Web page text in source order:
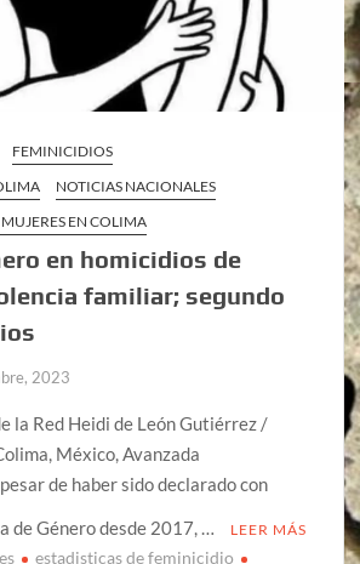
FEMINICIDIOS
NOTICIAS NACIONALES
EN COLIMA
en homicidios de
familiar; segundo
2023
la Red Heidi de León Gutiérrez /
México, Avanzada
de haber sido declarado con
de Género desde 2017, …
LEER MÁS
estadisticas de feminicidio